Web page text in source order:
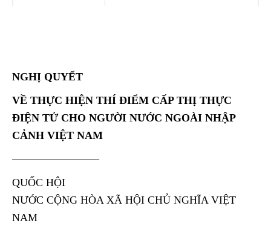
NGHỊ QUYẾT
VỀ THỰC HIỆN THÍ ĐIỂM CẤP THỊ THỰC
ĐIỆN TỬ CHO NGƯỜI NƯỚC NGOÀI NHẬP
CẢNH VIỆT NAM
————————
QUỐC HỘI
NƯỚC CỘNG HÒA XÃ HỘI CHỦ NGHĨA VIỆT
NAM